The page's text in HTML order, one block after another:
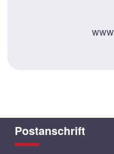
Postanschrift